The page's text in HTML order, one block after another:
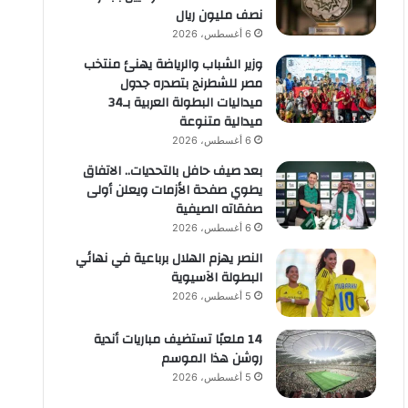
نصف مليون ريال
6 أغسطس، 2026
وزير الشباب والرياضة يهنئ منتخب
مصر للشطرنج بتصدره جدول
ميداليات البطولة العربية بـ34
ميدالية متنوعة
6 أغسطس، 2026
بعد صيف حافل بالتحديات.. الاتفاق
يطوي صفحة الأزمات ويعلن أولى
صفقاته الصيفية
6 أغسطس، 2026
النصر يهزم الهلال برباعية في نهائي
البطولة الآسيوية
5 أغسطس، 2026
14 ملعبًا تستضيف مباريات أندية
روشن هذا الموسم
5 أغسطس، 2026